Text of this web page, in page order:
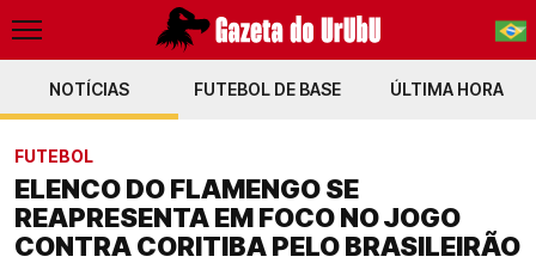
PT-BR
NOTÍCIAS FUTEBOL DE BASE ÚLTIMA HORA
FUTEBOL
ELENCO DO FLAMENGO SE
REAPRESENTA EM FOCO NO JOGO
CONTRA CORITIBA PELO BRASILEIRÃO